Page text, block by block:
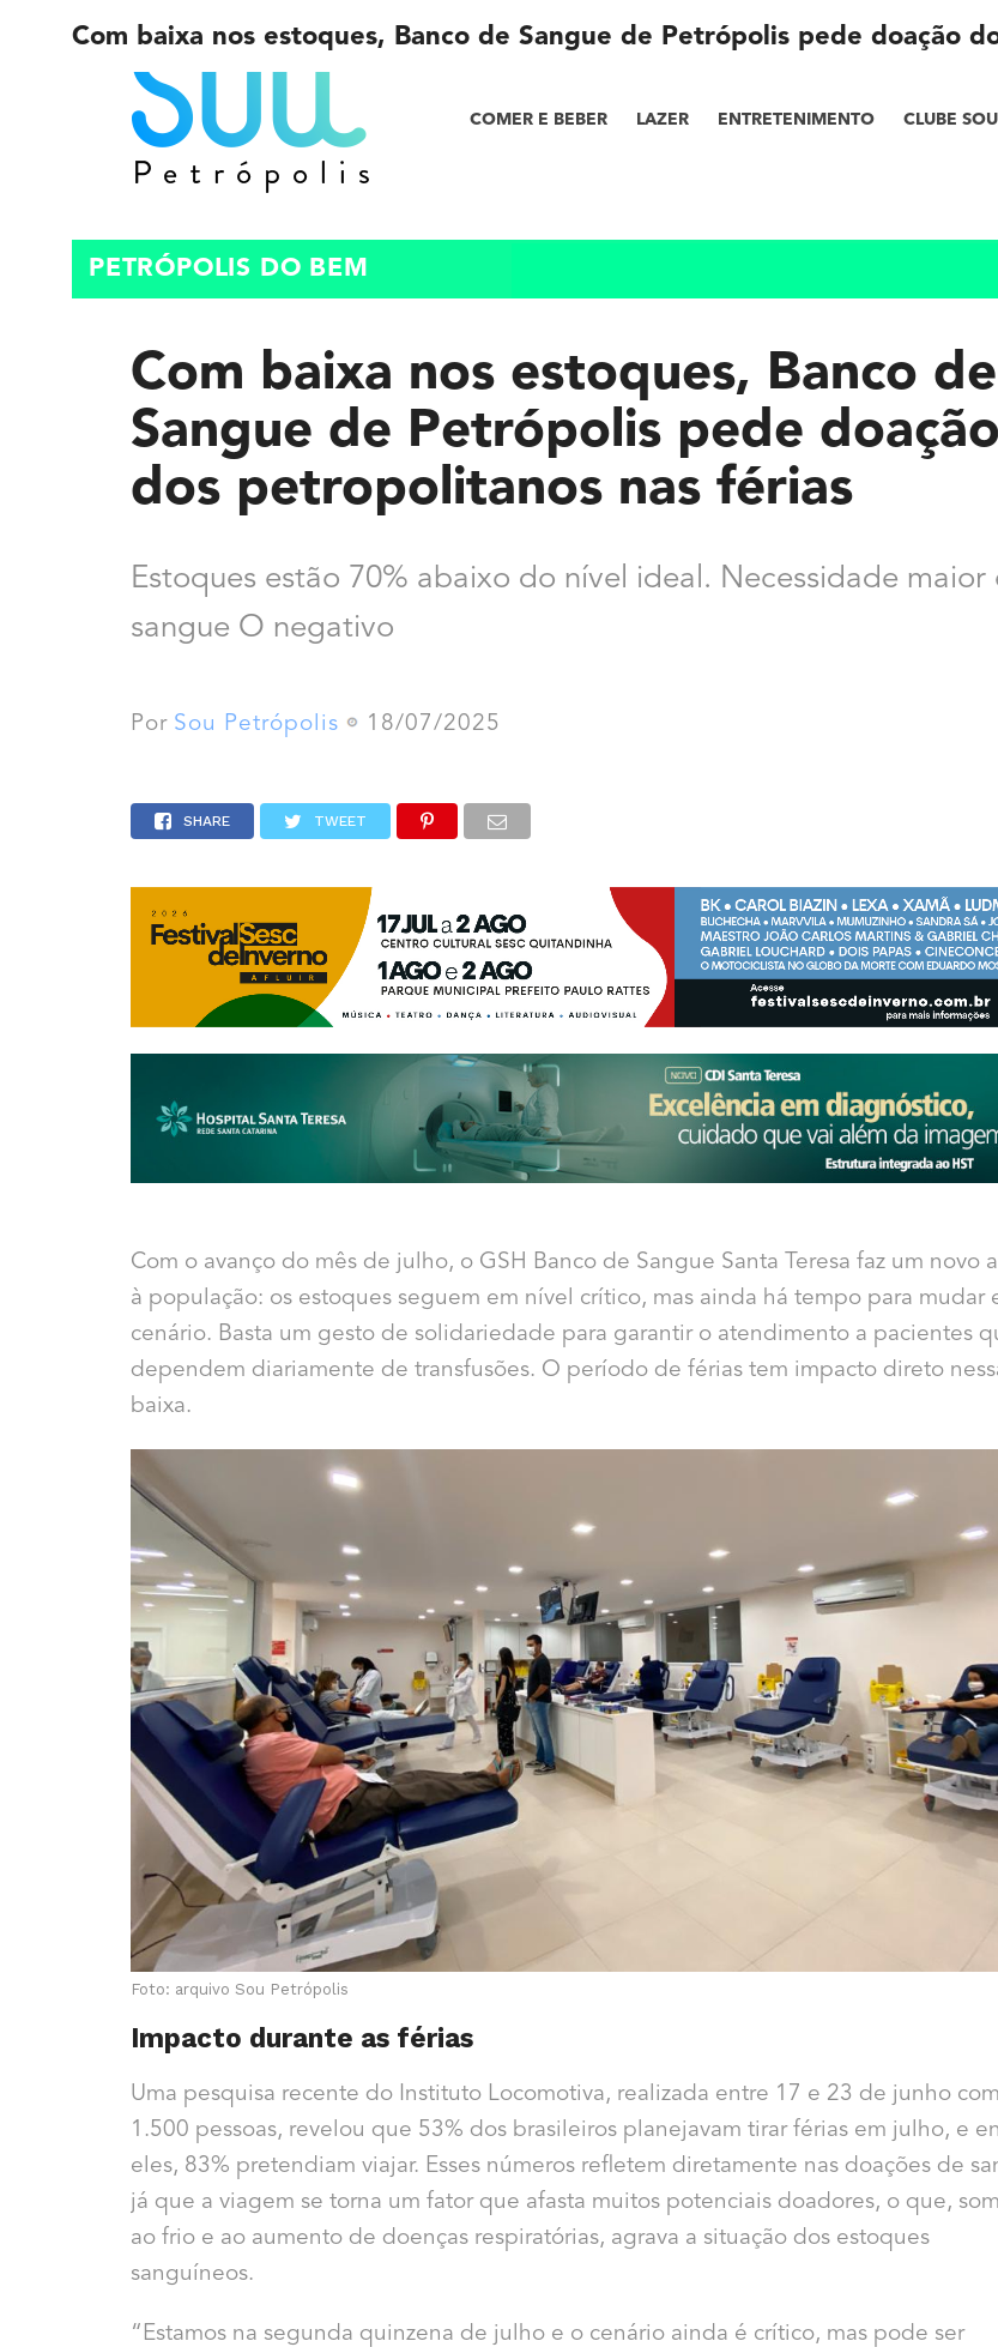
COMER E BEBER LAZER ENTRETENIMENTO CLUBE SOU
Com baixa nos estoques, Banco de Sangue de Petrópolis pede doação
PETRÓPOLIS DO BEM
Com baixa nos estoques, Banco de
Sangue de Petrópolis pede doação
dos petropolitanos nas férias
Estoques estão 70% abaixo do nível ideal. Necessidade maior
sangue O negativo
Por Sou Petrópolis 18/07/2025
SHARE TWEET
Com o avanço do mês de julho, o GSH Banco de Sangue Santa Teresa faz um novo
à população: os estoques seguem em nível crítico, mas ainda há tempo para mudar
cenário. Basta um gesto de solidariedade para garantir o atendimento a pacientes
dependem diariamente de transfusões. O período de férias tem impacto direto
baixa.
Foto: arquivo Sou Petrópolis
Impacto durante as férias
Uma pesquisa recente do Instituto Locomotiva, realizada entre 17 e 23 de junho com
1.500 pessoas, revelou que 53% dos brasileiros planejavam tirar férias em julho, e
eles, 83% pretendiam viajar. Esses números refletem diretamente nas doações de
já que a viagem se torna um fator que afasta muitos potenciais doadores, o que,
ao frio e ao aumento de doenças respiratórias, agrava a situação dos estoques
sanguíneos.
“Estamos na segunda quinzena de julho e o cenário ainda é crítico, mas pode ser